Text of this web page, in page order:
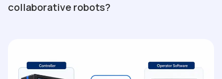
collaborative robots?